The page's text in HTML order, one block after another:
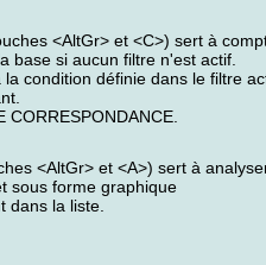
<AltGr> et <C>) sert à
base si aucun filtre n'est actif.
condition définie dans le filtre
<AltGr> et <A>) sert à
sous forme graphique
dans la liste.